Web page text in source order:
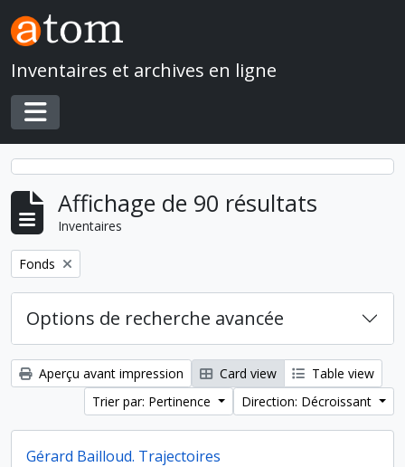
Skip to main content
Inventaires et archives en ligne
Toggle navigation
Affichage de 90 résultats
Inventaires
Remove filter:
Fonds
Options de recherche avancée
Aperçu avant impression Card view
Table view
Trier par: Pertinence
Direction: Décroissant
Gérard Bailloud. Trajectoires